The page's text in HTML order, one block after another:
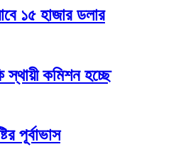
১৫ হাজার ডলার
স্থায়ী কমিশন হচ্ছে
পূর্বাভাস